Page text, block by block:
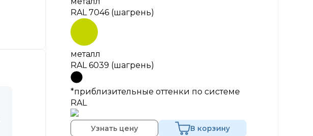
RAL 7046 (шагрень)
металл
RAL 6039 (шагрень)
*приблизительные оттенки по системе
RAL
Узнать цену В корзину